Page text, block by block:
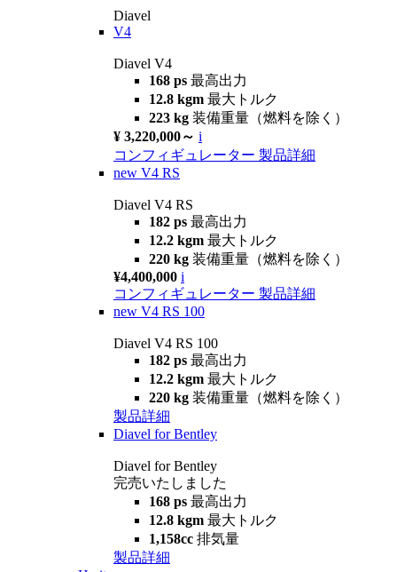
Diavel
V4
Diavel V4
168 ps 最高出力
12.8 kgm 最大トルク
223 kg 装備重量（燃料を除く）
¥ 3,220,000～ i
コンフィギュレーター 製品詳細
new V4 RS
Diavel V4 RS
182 ps 最高出力
12.2 kgm 最大トルク
220 kg 装備重量（燃料を除く）
¥4,400,000 i
コンフィギュレーター 製品詳細
new V4 RS 100
Diavel V4 RS 100
182 ps 最高出力
12.2 kgm 最大トルク
220 kg 装備重量（燃料を除く）
製品詳細
Diavel for Bentley
Diavel for Bentley
完売いたしました
168 ps 最高出力
12.8 kgm 最大トルク
1,158cc 排気量
製品詳細